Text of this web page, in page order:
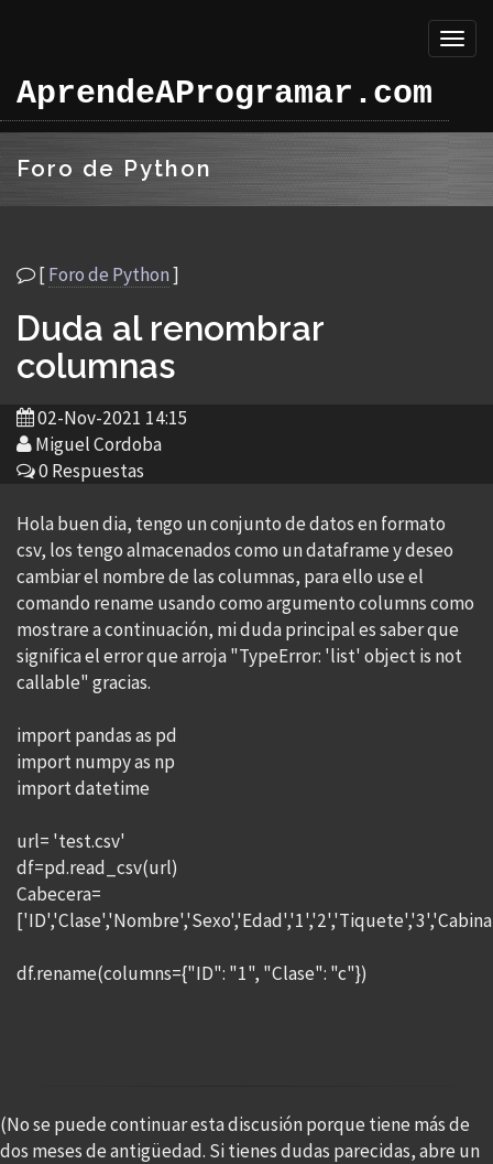
AprendeAProgramar.com
Foro de Python
[Foro de Python]
Duda al renombrar
columnas
02-Nov-2021 14:15
Miguel Cordoba
0 Respuestas
Hola buen dia, tengo un conjunto de datos en formato
csv, los tengo almacenados como un dataframe y deseo
cambiar el nombre de las columnas, para ello use el
comando rename usando como argumento columns como
mostrare a continuación, mi duda principal es saber que
significa el error que arroja "TypeError: 'list' object is not
callable" gracias.
import pandas as pd
import numpy as np
import datetime
url= 'test.csv'
df=pd.read_csv(url)
Cabecera=
df.rename(columns={"ID": "1", "Clase": "c"})
(No se puede continuar esta discusión porque tiene más de
dos meses de antigüedad. Si tienes dudas parecidas, abre un